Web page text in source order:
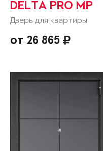
DELTA PRO MP
Дверь для квартиры
от 26 865